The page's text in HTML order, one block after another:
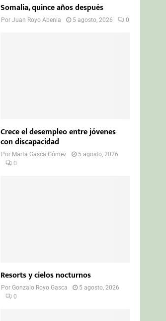
Somalia, quince años después
PorJuan Royo Abenia 5 agosto, 2026 0
Crece el desempleo entre jóvenes
con discapacidad
Por Marta Gasca Gómez
5 agosto, 2026
0
Resorts y cielos nocturnos
PorGonzalo Royo Gasca
5 agosto, 2026
0